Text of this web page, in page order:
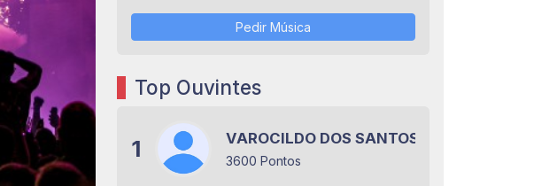
Pedir Música
Top Ouvintes
1 VAROCILDO DOS SANTOS RAMOS
3600 Pontos